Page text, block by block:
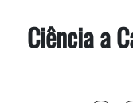
Ciência a